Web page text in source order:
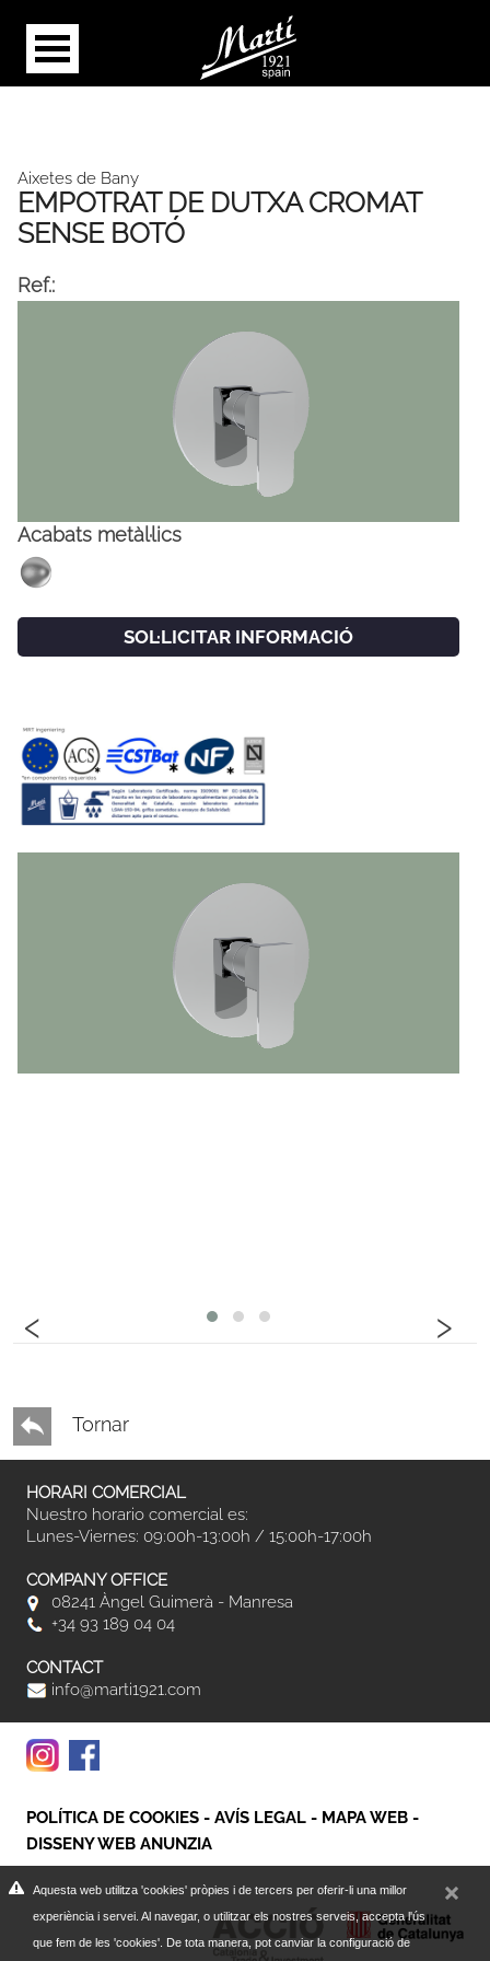
Aquesta web utilitza 'cookies' pròpies i de tercers per oferir-li una millor
experiència i servei. Al navegar, o utilitzar els nostres serveis, accepta l'ús
que fem de les 'cookies'. De tota manera, pot canviar la configuració de
INSTAGRAM FACEBOOK
CAT ESP ENG FRA
‹ ›
Aixetes de Bany
EMPOTRAT DE DUTXA CROMAT
SENSE BOTÓ
Ref.:
Acabats metàl·lics
SOL·LICITAR INFORMACIÓ
Tornar
HORARI COMERCIAL
Nuestro horario comercial es:
Lunes-Viernes: 09:00h-13:00h / 15:00h-17:00h
COMPANY OFFICE
08241 Àngel Guimerà - Manresa
+34 93 189 04 04
CONTACT
info@marti1921.com
POLÍTICA DE COOKIES - AVÍS LEGAL - MAPA WEB -
DISSENY WEB ANUNZIA